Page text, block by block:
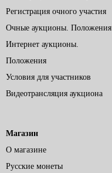
Регистрация очного участия
Очные аукционы. Положения
Интернет аукционы.
Положения
Условия для участников
Видеотрансляция аукциона
Магазин
О магазине
Русские монеты